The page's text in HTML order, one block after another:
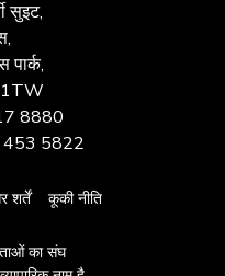
सुइट,
पार्क,
1TW
8880
5822
शर्तें कूकी नीति
का संघ